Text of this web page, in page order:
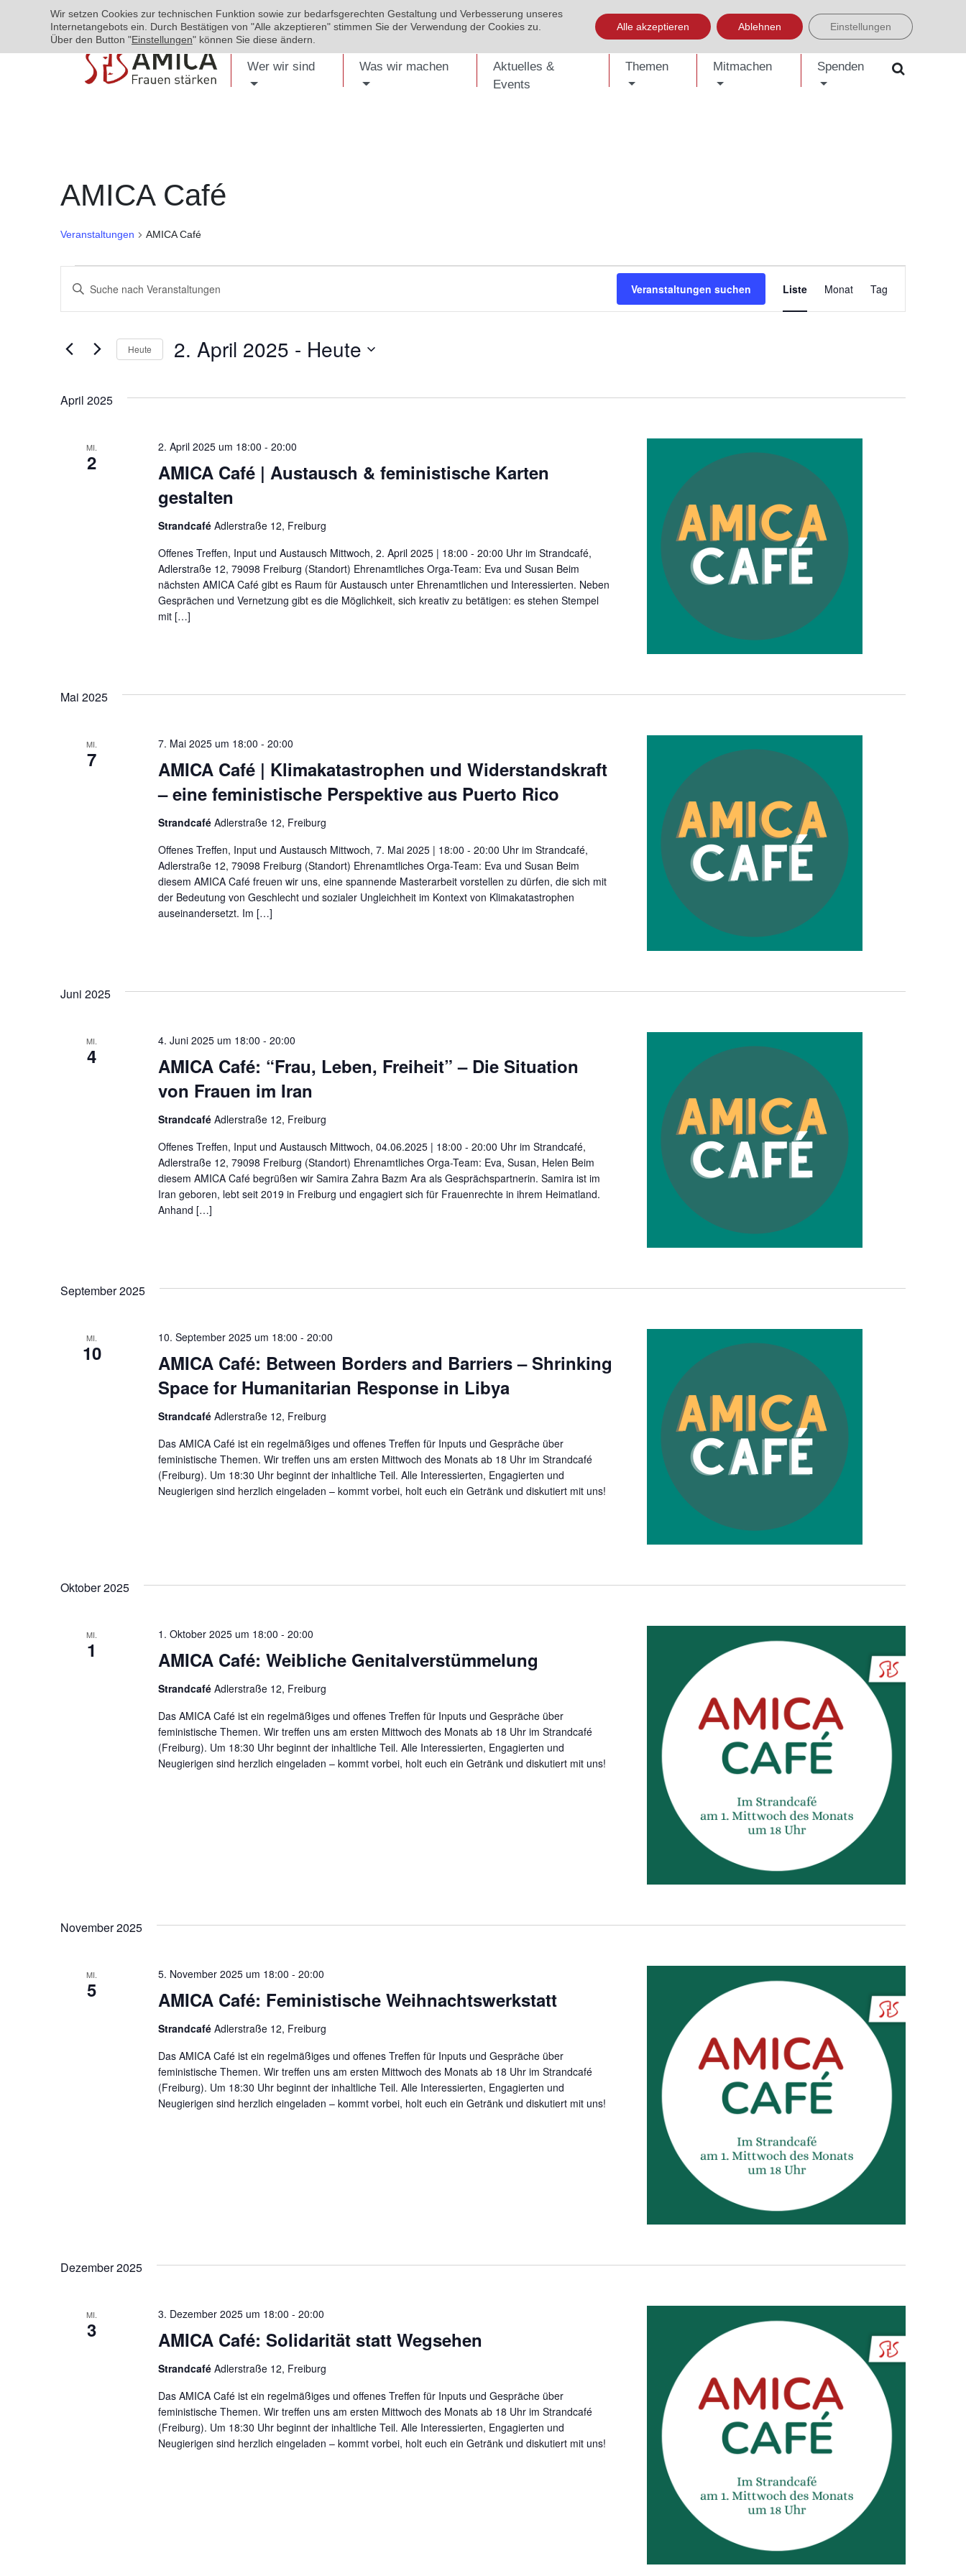
EVENTS PUBLIKATIONEN KONTAKT SHOP ENGLISH العربية УКРАЇНСЬКА BOSANSKI EINFACHE SPRACHE
Wer wir sind Was wir machen
Aktuelles &
Events
Themen Mitmachen Spenden
AMICA Café
Veranstaltungen AMICA Café
Veranstaltungen
Suche
Ansichten,
Bitte
Suche
Schlüsselwort.
Veranstaltungen suchen
Ansichten-
Liste Monat Tag
Heute 2. April 2025 - Heute
April 2025
MI.
2
AMICA Café | Austausch & feministische Karten
gestalten
2. April 2025 um 18:00 - 20:00
Strandcafé Adlerstraße 12, Freiburg
Offenes Treffen, Input und Austausch Mittwoch, 2. April 2025 | 18:00 - 20:00 Uhr im Strandcafé,
Adlerstraße 12, 79098 Freiburg (Standort) Ehrenamtliches Orga-Team: Eva und Susan Beim
nächsten AMICA Café gibt es Raum für Austausch unter Ehrenamtlichen und Interessierten. Neben
Gesprächen und Vernetzung gibt es die Möglichkeit, sich kreativ zu betätigen: es stehen Stempel
mit […]
Mai 2025
MI.
7
AMICA Café | Klimakatastrophen und Widerstandskraft
– eine feministische Perspektive aus Puerto Rico
7. Mai 2025 um 18:00 - 20:00
Strandcafé Adlerstraße 12, Freiburg
Offenes Treffen, Input und Austausch Mittwoch, 7. Mai 2025 | 18:00 - 20:00 Uhr im Strandcafé,
Adlerstraße 12, 79098 Freiburg (Standort) Ehrenamtliches Orga-Team: Eva und Susan Beim
diesem AMICA Café freuen wir uns, eine spannende Masterarbeit vorstellen zu dürfen, die sich mit
der Bedeutung von Geschlecht und sozialer Ungleichheit im Kontext von Klimakatastrophen
auseinandersetzt. Im […]
Juni 2025
MI.
4
AMICA Café: “Frau, Leben, Freiheit” – Die Situation
von Frauen im Iran
4. Juni 2025 um 18:00 - 20:00
Strandcafé Adlerstraße 12, Freiburg
Offenes Treffen, Input und Austausch Mittwoch, 04.06.2025 | 18:00 - 20:00 Uhr im Strandcafé,
Adlerstraße 12, 79098 Freiburg (Standort) Ehrenamtliches Orga-Team: Eva, Susan, Helen Beim
diesem AMICA Café begrüßen wir Samira Zahra Bazm Ara als Gesprächspartnerin. Samira ist im
Iran geboren, lebt seit 2019 in Freiburg und engagiert sich für Frauenrechte in ihrem Heimatland.
Anhand […]
September 2025
MI.
10
AMICA Café: Between Borders and Barriers – Shrinking
Space for Humanitarian Response in Libya
10. September 2025 um 18:00 - 20:00
Strandcafé Adlerstraße 12, Freiburg
Das AMICA Café ist ein regelmäßiges und offenes Treffen für Inputs und Gespräche über
feministische Themen. Wir treffen uns am ersten Mittwoch des Monats ab 18 Uhr im Strandcafé
(Freiburg). Um 18:30 Uhr beginnt der inhaltliche Teil. Alle Interessierten, Engagierten und
Neugierigen sind herzlich eingeladen – kommt vorbei, holt euch ein Getränk und diskutiert mit uns!
Oktober 2025
MI.
1 AMICA Café: Weibliche Genitalverstümmelung
1. Oktober 2025 um 18:00 - 20:00
Strandcafé Adlerstraße 12, Freiburg
Das AMICA Café ist ein regelmäßiges und offenes Treffen für Inputs und Gespräche über
feministische Themen. Wir treffen uns am ersten Mittwoch des Monats ab 18 Uhr im Strandcafé
(Freiburg). Um 18:30 Uhr beginnt der inhaltliche Teil. Alle Interessierten, Engagierten und
Neugierigen sind herzlich eingeladen – kommt vorbei, holt euch ein Getränk und diskutiert mit uns!
November 2025
MI.
5 AMICA Café: Feministische Weihnachtswerkstatt
5. November 2025 um 18:00 - 20:00
Strandcafé Adlerstraße 12, Freiburg
Das AMICA Café ist ein regelmäßiges und offenes Treffen für Inputs und Gespräche über
feministische Themen. Wir treffen uns am ersten Mittwoch des Monats ab 18 Uhr im Strandcafé
(Freiburg). Um 18:30 Uhr beginnt der inhaltliche Teil. Alle Interessierten, Engagierten und
Neugierigen sind herzlich eingeladen – kommt vorbei, holt euch ein Getränk und diskutiert mit uns!
Dezember 2025
MI.
3 AMICA Café: Solidarität statt Wegsehen
3. Dezember 2025 um 18:00 - 20:00
Strandcafé Adlerstraße 12, Freiburg
Das AMICA Café ist ein regelmäßiges und offenes Treffen für Inputs und Gespräche über
feministische Themen. Wir treffen uns am ersten Mittwoch des Monats ab 18 Uhr im Strandcafé
(Freiburg). Um 18:30 Uhr beginnt der inhaltliche Teil. Alle Interessierten, Engagierten und
Neugierigen sind herzlich eingeladen – kommt vorbei, holt euch ein Getränk und diskutiert mit uns!
Wir setzen Cookies zur technischen Funktion sowie zur bedarfsgerechten Gestaltung und Verbesserung unseres
Internetangebots ein. Durch Bestätigen von "Alle akzeptieren" stimmen Sie der Verwendung der Cookies zu.
Über den Button "Einstellungen" können Sie diese ändern.
Alle akzeptieren Ablehnen Einstellungen